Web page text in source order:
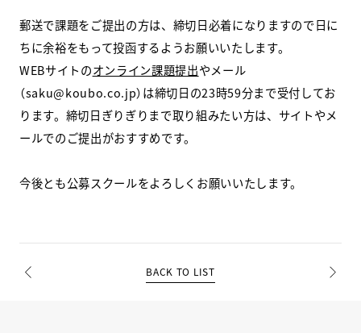
スクールマガジン
コンセプト
受講の流れ
ニュース
資料請求／お問い合わせ
オンライン課題提出
郵送で課題をご提出の方は、締切日必着になりますので日に
ちに余裕をもって投函するようお願いいたします。
WEBサイトのオンライン課題提出やメール
（saku@koubo.co.jp）は締切日の23時59分まで受付してお
ります。締切日ぎりぎりまで取り組みたい方は、サイトやメ
ールでのご提出がおすすめです。
今後とも公募スクールをよろしくお願いいたします。
BACK TO LIST